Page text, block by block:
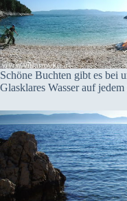
Schöne Buchten gibt es bei
Glasklares Wasser auf